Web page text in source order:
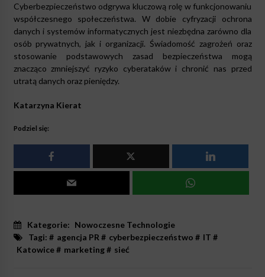
Cyberbezpieczeństwo odgrywa kluczową rolę w funkcjonowaniu
współczesnego społeczeństwa. W dobie cyfryzacji ochrona
danych i systemów informatycznych jest niezbędna zarówno dla
osób prywatnych, jak i organizacji. Świadomość zagrożeń oraz
stosowanie podstawowych zasad bezpieczeństwa mogą
znacząco zmniejszyć ryzyko cyberataków i chronić nas przed
utratą danych oraz pieniędzy.
Katarzyna Kierat
Podziel się:
Kategorie: Nowoczesne Technologie
Tagi: # agencja PR # cyberbezpieczeństwo # IT #
Katowice# marketing# sieć